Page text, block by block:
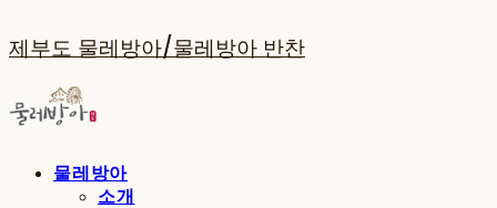
제부도 물레방아/물레방아 반찬
물레방아
소개